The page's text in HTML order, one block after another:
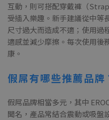
互動，則可搭配穿戴褲（
受插入樂趣。新手建議從中等
尺寸過大而造成不適；使用過
適感並減少摩擦。每次使用後
康。
假屌有哪些推薦品牌
假屌品牌相當多元，其中
聞名，產品常結合震動或吸盤